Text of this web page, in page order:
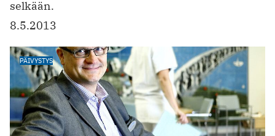
selkään.
8.5.2013
PÄIVYSTYS